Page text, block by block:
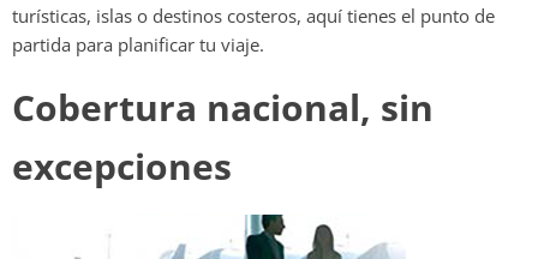
turísticas, islas o destinos costeros, aquí tienes el punto de
partida para planificar tu viaje.
Cobertura nacional, sin
excepciones